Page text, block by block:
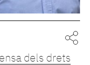
dels drets